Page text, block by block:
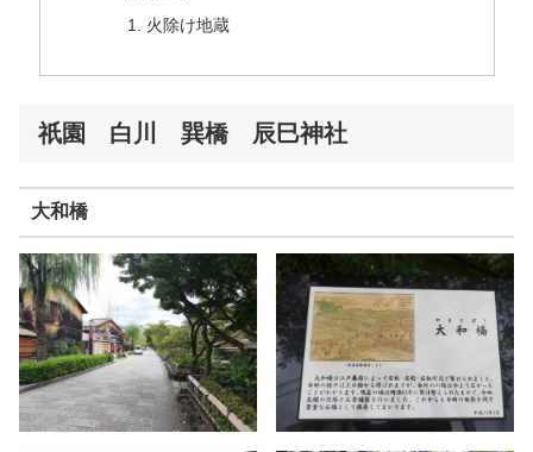
火除け地蔵
祇園 白川 巽橋 辰巳神社
大和橋